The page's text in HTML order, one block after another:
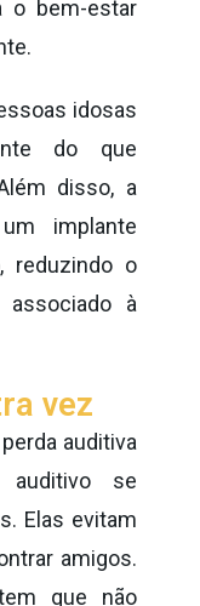
o bem-estar
idosas
do que
disso, a
implante
reduzindo o
à
vez
auditiva
auditivo se
Elas evitam
amigos.
que não